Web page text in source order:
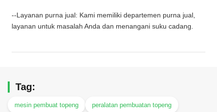
--Layanan purna jual: Kami memiliki departemen purna jual,
layanan untuk masalah Anda dan menangani suku cadang.
Tag:
mesin pembuat topeng peralatan pembuatan topeng